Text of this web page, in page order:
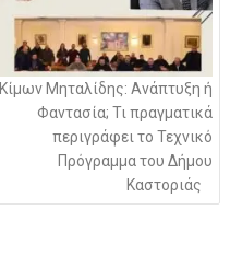
Κίμων Μηταλίδης: Ανάπτυξη ή
Φαντασία; Τι πραγματικά
περιγράφει το Τεχνικό
Πρόγραμμα του Δήμου
Καστοριάς